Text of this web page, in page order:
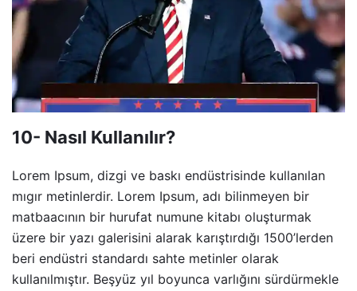
10- Nasıl Kullanılır?
Lorem Ipsum, dizgi ve baskı endüstrisinde kullanılan
mıgır metinlerdir. Lorem Ipsum, adı bilinmeyen bir
matbaacının bir hurufat numune kitabı oluşturmak
üzere bir yazı galerisini alarak karıştırdığı 1500’lerden
beri endüstri standardı sahte metinler olarak
kullanılmıştır. Beşyüz yıl boyunca varlığını sürdürmekle